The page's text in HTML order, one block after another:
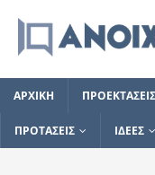
ΑΡΧΙΚΗ ΠΡΟΕΚΤΑΣΕΙΣ
ΠΡΟΤΑΣΕΙΣ ΙΔΕΕΣ